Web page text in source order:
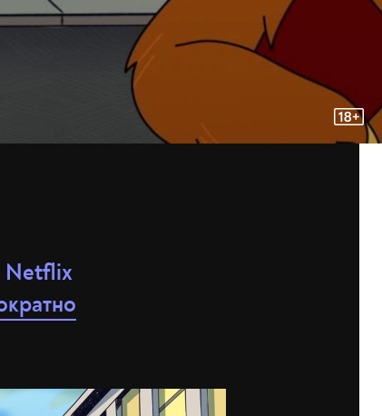
Netflix